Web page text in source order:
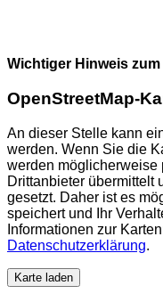
Wichtiger Hinweis
OpenStreetMap-
An dieser Stelle kann
werden. Wenn Sie die
werden möglicherweise
Drittanbieter übermittelt
gesetzt. Daher ist es
speichert und Ihr
Informationen zur
Datenschutzerklärung.
Karte laden